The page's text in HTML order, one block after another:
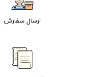
ارسال سفارش